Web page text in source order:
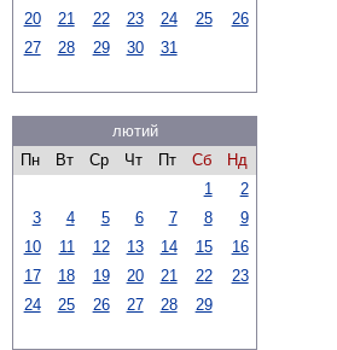
20
21 22 23 24 25
26
27
28 29 30 31
лютий
Пн
Вт Ср Чт Пт Сб
Нд
1
2
3
4 5 6 7 8
9
10
11 12 13 14 15
16
17
18 19 20 21 22
23
24
25 26 27 28 29